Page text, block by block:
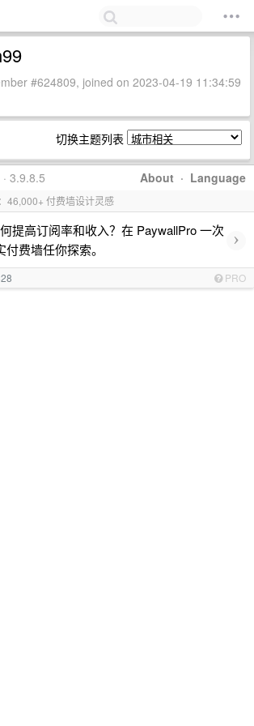
#624809, joined on 2023-04-19 11:34:59
切换主题列表
About · Language
3.9.8.5
46,000+ 付费墙设计灵感
提高订阅率和收入？在 PaywallPro 一次
费墙任你探索。
›
PRO